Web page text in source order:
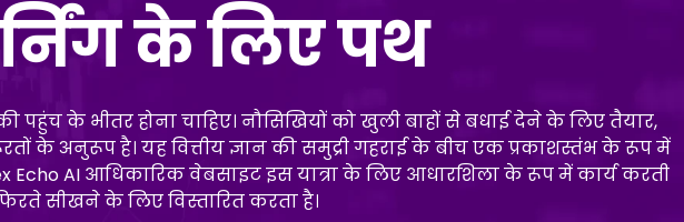
के लिए पथ
पहुंच के भीतर होना चाहिए। नौसिखियों को खुली बाहों से बधाई देने के लिए तैयार,
के अनुरूप है। यह वित्तीय ज्ञान की समुद्री गहराई के बीच एक प्रकाशस्तंभ के रूप में
AI आधिकारिक वेबसाइट इस यात्रा के लिए आधारशिला के रूप में कार्य करती
सीखने के लिए विस्तारित करता है।